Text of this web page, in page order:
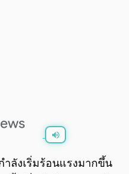
0:00
ำลังเริ่มร้อนแรงมากขึ้น